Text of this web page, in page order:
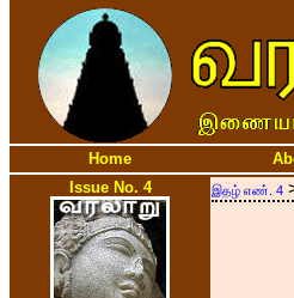
Home
Issue No. 4
இதழ் எண். 4